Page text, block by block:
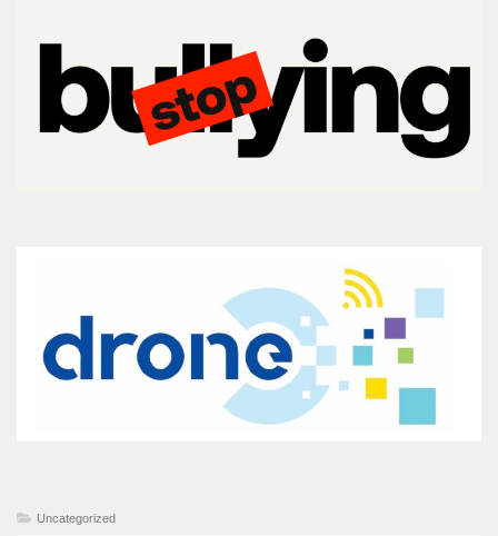
Uncategorized